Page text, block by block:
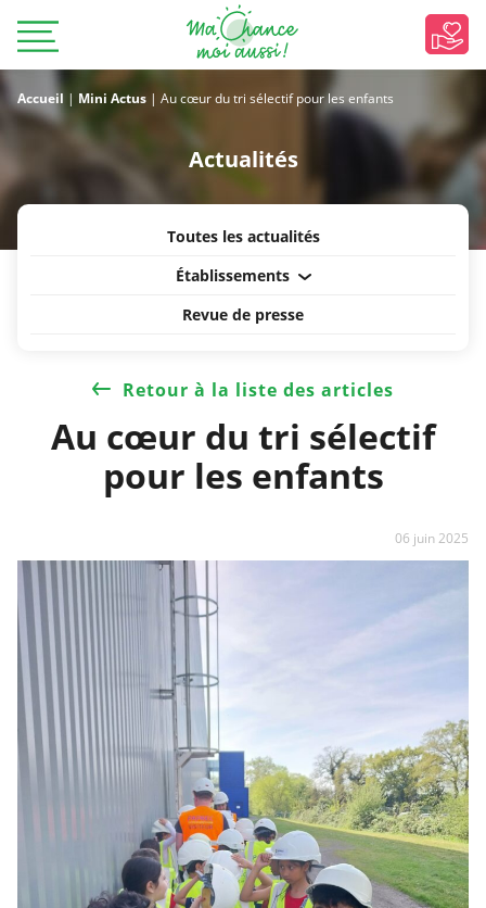
Accueil | Mini Actus | Au cœur du tri sélectif pour les enfants
Actualités
Toutes les actualités
Établissements
Revue de presse
Retour à la liste des articles
Au cœur du tri sélectif
pour les enfants
06 juin 2025